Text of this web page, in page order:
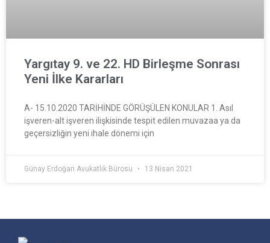
Yargıtay 9. ve 22. HD Birleşme Sonrası
Yeni İlke Kararları
A- 15.10.2020 TARİHİNDE GÖRÜŞÜLEN KONULAR 1. Asıl
işveren-alt işveren ilişkisinde tespit edilen muvazaa ya da
geçersizliğin yeni ihale dönemi için
Günay Erdoğan Avukatlık Bürosu 13 Nisan 2021